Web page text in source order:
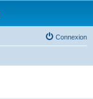
Connexion